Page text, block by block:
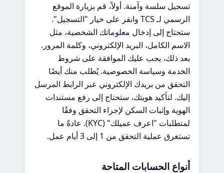
تسجيل سلسة وآمنة. أولاً، قم بزيارة الموقع
الرسمي لـ TCS وانقر على خيار "التسجيل".
ستحتاج إلى إدخال معلوماتك الشخصية، مثل
الاسم الكامل، البريد الإلكتروني، وكلمة المرور.
بعد ذلك، يجب عليك الموافقة على شروط
الخدمة وسياسة الخصوصية. يُطلب منك أيضًا
التحقق من بريدك الإلكتروني عبر الرابط المرسل
إليك. لتأكيد هويتك، ستحتاج إلى رفع مستندات
الهوية وإثبات السكن لإجراء التحقق وفقًا
لمتطلبات "اعرف عميلك" (KYC). عادةً ما
تستغرق عملية التحقق من 1 إلى 3 أيام عمل.
أنواع الحسابات المتاحة